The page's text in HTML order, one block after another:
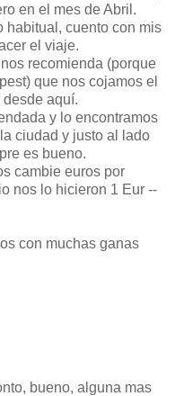
en el mes de Abril.
habitual, cuento con mis
el viaje.
recomienda (porque
que nos cojamos el
desde aquí.
y lo encontramos
ciudad y justo al lado
es bueno.
cambie euros por
nos lo hicieron 1 Eur --
con muchas ganas
bueno, alguna mas